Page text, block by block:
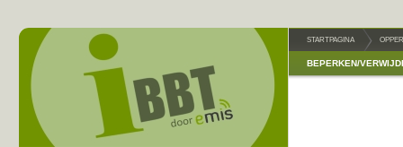
STARTPAGINA
BEPERKEN/